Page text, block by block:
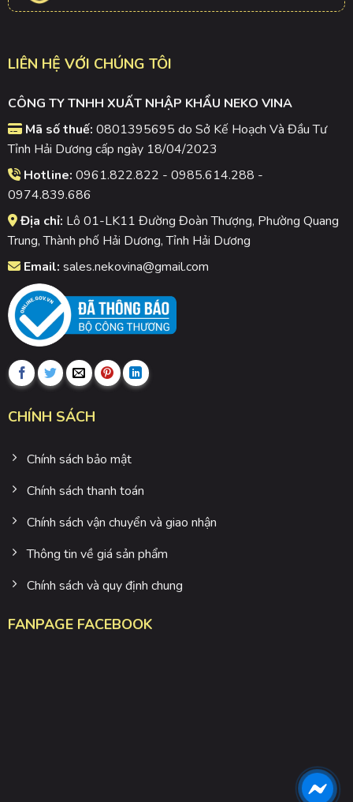
LIÊN HỆ VỚI CHÚNG TÔI
CÔNG TY TNHH XUẤT NHẬP KHẨU NEKO VINA
Mã số thuế: 0801395695 do Sở Kế Hoạch Và Đầu Tư
Tỉnh Hải Dương cấp ngày 18/04/2023
Hotline: 0961.822.822 - 0985.614.288 -
0974.839.686
Địa chỉ: Lô 01-LK11 Đường Đoàn Thượng, Phường Quang
Trung, Thành phố Hải Dương, Tỉnh Hải Dương
Email: sales.nekovina@gmail.com
CHÍNH SÁCH
Chính sách bảo mật
Chính sách thanh toán
Chính sách vận chuyển và giao nhận
Thông tin về giá sản phẩm
Chính sách và quy định chung
FANPAGE FACEBOOK